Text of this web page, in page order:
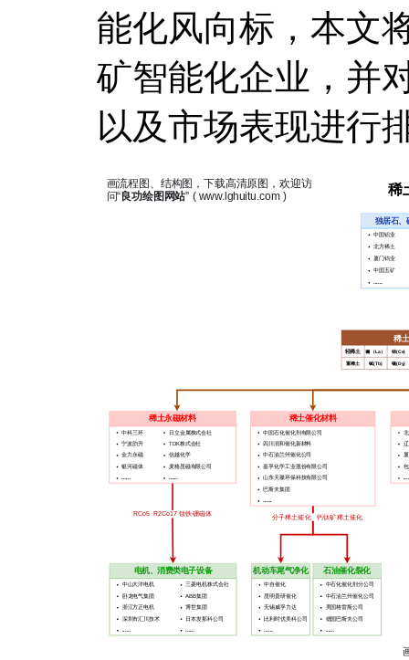
能化风向标，本文
矿智能化企业，并
以及市场表现进行